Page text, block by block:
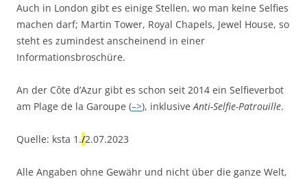
Auch in London gibt es einige Stellen, wo man keine Selfies
machen darf; Martin Tower, Royal Chapels, Jewel House, so
steht es zumindest anscheinend in einer
Informationsbroschüre.
An der Côte d’Azur gibt es schon seit 2014 ein Selfieverbot
am Plage de la Garoupe (–>), inklusiveAnti-Selfie-Patrouille.
Quelle: ksta 1./2.07.2023
Alle Angaben ohne Gewähr und nicht über die ganze Welt,